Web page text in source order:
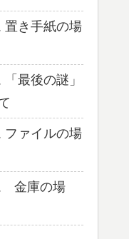
置き手紙の場
最後の謎」
ファイルの場
金庫の場